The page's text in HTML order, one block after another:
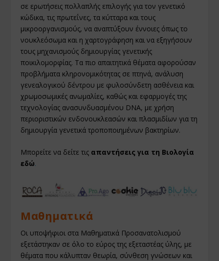
σε ερωτήσεις πολλαπλής επιλογής για τον γενετικό
κώδικα, τις πρωτεΐνες, τα κύτταρα και τους
μικροοργανισμούς, να αναπτύξουν έννοιες όπως το
νουκλεόσωμα και η χαρτογράφηση και να εξηγήσουν
τους μηχανισμούς δημιουργίας γενετικής
ποικιλομορφίας. Τα πιο απαιτητικά θέματα αφορούσαν
προβλήματα κληρονομικότητας σε πτηνά, ανάλυση
γενεαλογικού δέντρου με φυλοσύνδετη ασθένεια και
χρωμοσωμικές ανωμαλίες, καθώς και εφαρμογές της
τεχνολογίας ανασυνδυασμένου DNA, με χρήση
περιοριστικών ενδονουκλεασών και πλασμιδίων για τη
δημιουργία γενετικά τροποποιημένων βακτηρίων.
Μπορείτε να δείτε τις απαντήσεις για τη Βιολογία
εδώ.
Μαθηματικά
Οι υποψήφιοι στα Μαθηματικά Προσανατολισμού
εξετάστηκαν σε όλο το εύρος της εξεταστέας ύλης, με
θέματα που κάλυπταν θεωρία, σύνθεση γνώσεων και